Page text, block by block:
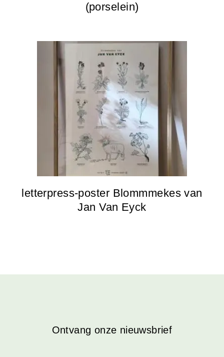
(porselein)
letterpress-poster Blommmekes van
Jan Van Eyck
Ontvang onze nieuwsbrief